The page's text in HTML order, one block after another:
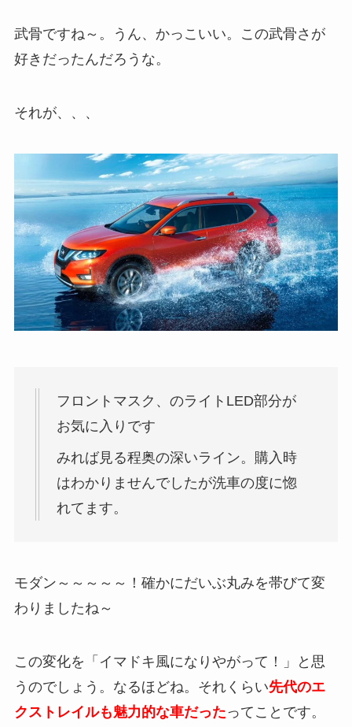
武骨ですね～。うん、かっこいい。この武骨さが
好きだったんだろうな。
それが、、、
フロントマスク、のライトLED部分が
お気に入りです
みれば見る程奥の深いライン。購入時
はわかりませんでしたが洗車の度に惚
れてます。
モダン～～～～～！確かにだいぶ丸みを帯びて変
わりましたね～
この変化を「イマドキ風になりやがって！」と思
うのでしょう。なるほどね。それくらい先代のエ
クストレイルも魅力的な車だったってことです。